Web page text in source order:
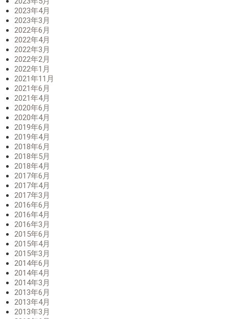
2023年4月
2023年3月
2022年6月
2022年4月
2022年3月
2022年2月
2022年1月
2021年11月
2021年6月
2021年4月
2020年6月
2020年4月
2019年6月
2019年4月
2018年6月
2018年5月
2018年4月
2017年6月
2017年4月
2017年3月
2016年6月
2016年4月
2016年3月
2015年6月
2015年4月
2015年3月
2014年6月
2014年4月
2014年3月
2013年6月
2013年4月
2013年3月